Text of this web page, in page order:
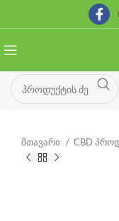
მთავარი CBD